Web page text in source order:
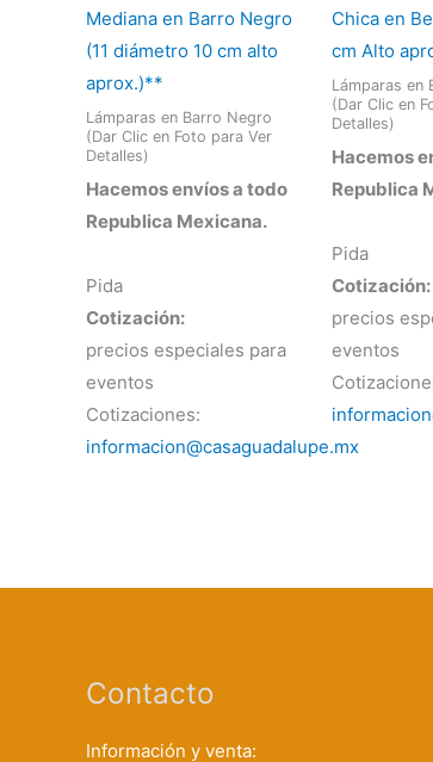
Mediana en Barro Negro
(11 diámetro 10 cm alto
aprox.)**
Lámparas en Barro Negro
(Dar Clic en Foto para Ver
Detalles)
Hacemos envíos a todo
Republica Mexicana.
Pida
Cotización:
precios especiales para
eventos
Cotizaciones:
informacion@casaguadalupe.mx
Chica en
cm Alto
Lámparas en
(Dar Clic en
Detalles)
Hacemos
Republica
Pida
Cotización:
precios
eventos
Contacto
Información y venta: